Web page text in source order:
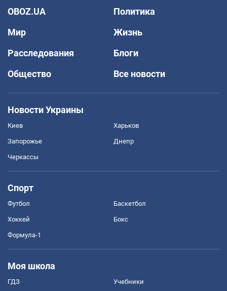
OBOZ.UA
Политика
Мир
Жизнь
Расследования
Блоги
Общество
Все новости
Новости Украины
Киев Харьков
Запорожье Днепр
Черкассы
Спорт
Футбол Баскетбол
Хоккей Бокс
Формула-1
Моя школа
ГДЗ Учебники